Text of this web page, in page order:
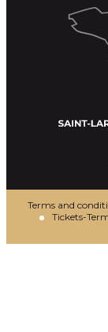
Terms and
Tickets-